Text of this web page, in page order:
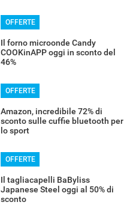
OFFERTE
Il forno microonde Candy
COOKinAPP oggi in sconto del
46%
OFFERTE
Amazon, incredibile 72% di
sconto sulle cuffie bluetooth per
lo sport
OFFERTE
Il tagliacapelli BaByliss
Japanese Steel oggi al 50% di
sconto